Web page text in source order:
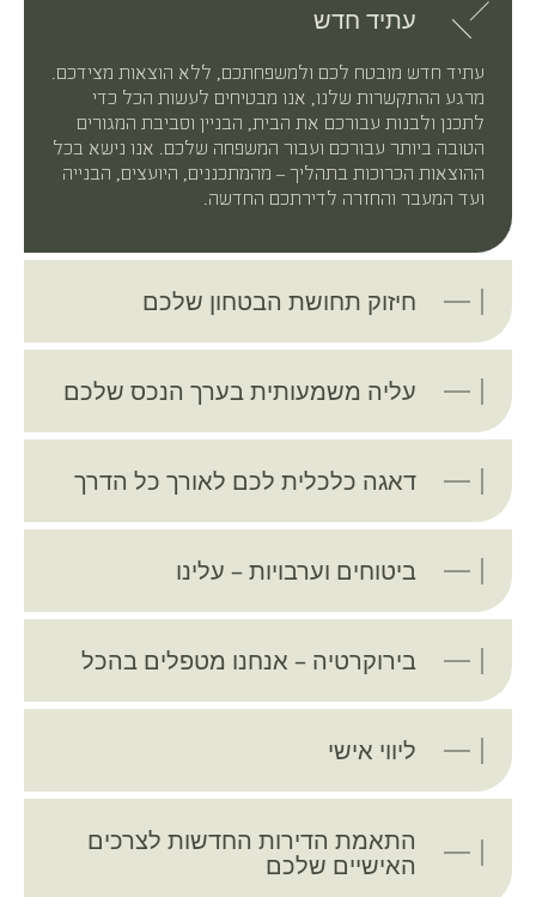
עתיד חדש
עתיד חדש מובטח לכם ולמשפחתכם, ללא הוצאות מצידכם.
מרגע ההתקשרות שלנו, אנו מבטיחים לעשות הכל כדי
לתכנן ולבנות עבורכם את הבית, הבניין וסביבת המגורים
הטובה ביותר עבורכם ועבור המשפחה שלכם. אנו נישא בכל
ההוצאות הכרוכות בתהליך – מהמתכננים, היועצים, הבנייה
ועד המעבר והחזרה לדירתכם החדשה.
חיזוק תחושת הבטחון שלכם
עליה משמעותית בערך הנכס שלכם
דאגה כלכלית לכם לאורך כל הדרך
ביטוחים וערבויות – עלינו
בירוקרטיה – אנחנו מטפלים בהכל
ליווי אישי
התאמת הדירות החדשות לצרכים
האישיים שלכם